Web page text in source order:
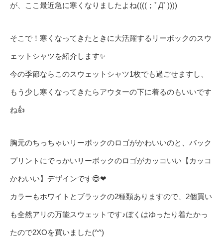
が、ここ最近急に寒くなりましたよね((((；ﾟДﾟ))))
そこで！寒くなってきたときに大活躍するリーボックのスウ
ェットシャツを紹介します✨
今の季節ならこのスウェットシャツ1枚でも過ごせますし、
もう少し寒くなってきたらアウターの下に着るのもいいです
ね👍
胸元のちっちゃいリーボックのロゴがかわいいのと、バック
プリントにでっかいリーボックのロゴがカッコいい【カッコ
かわいい】デザインです😎❤
カラーもホワイトとブラックの2種類ありますので、2個買い
も全然アリの万能スウェットです♪ぼくはゆったり着たかっ
たので2XOを買いました(^^)